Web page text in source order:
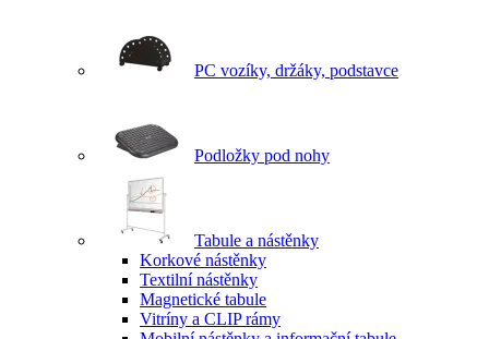
PC vozíky, držáky, podstavce
Podložky pod nohy
Tabule a nástěnky
Korkové nástěnky
Textilní nástěnky
Magnetické tabule
Vitríny a CLIP rámy